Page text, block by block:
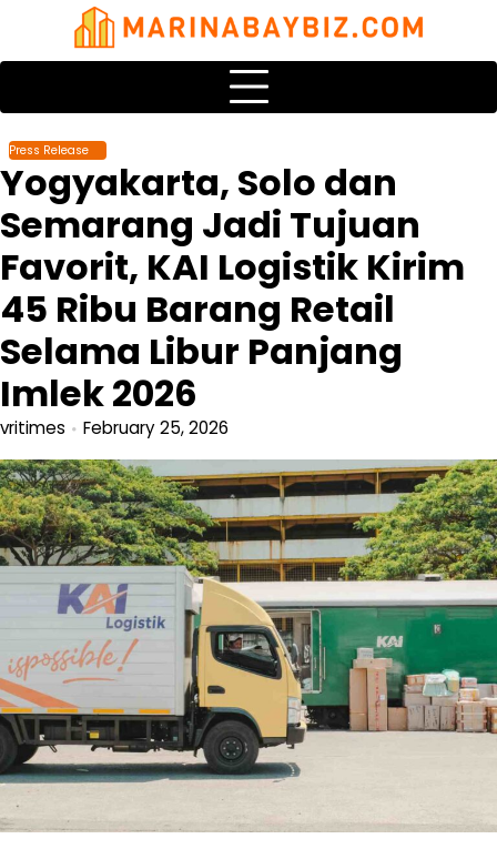
content
Press Release
Yogyakarta, Solo dan
Semarang Jadi Tujuan
Favorit, KAI Logistik Kirim
45 Ribu Barang Retail
Selama Libur Panjang
Imlek 2026
vritimes February 25, 2026